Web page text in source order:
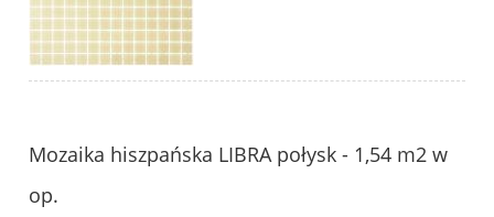
Mozaika hiszpańska LIBRA połysk - 1,54 m2 w
op.